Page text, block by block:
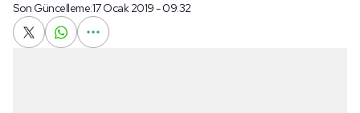
Son Güncelleme:17 Ocak 2019 - 09:32